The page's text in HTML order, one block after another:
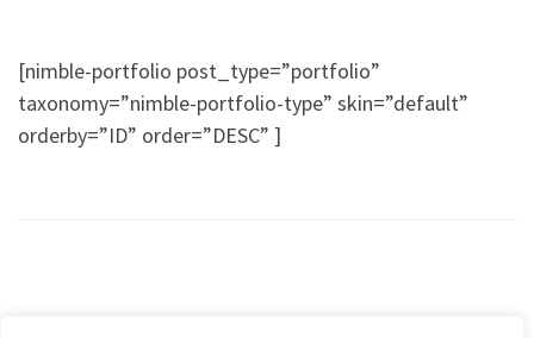
[nimble-portfolio post_type=”portfolio”
taxonomy=”nimble-portfolio-type” skin=”default”
orderby=”ID” order=”DESC” ]